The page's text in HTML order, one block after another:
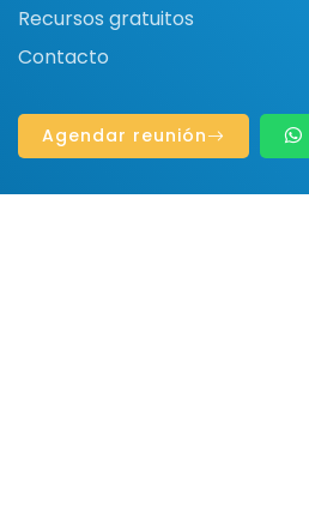
Recursos gratuitos
Contacto
Agendar reunión